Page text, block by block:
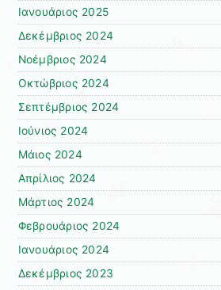
Ιανουάριος 2025
Δεκέμβριος 2024
Νοέμβριος 2024
Οκτώβριος 2024
Σεπτέμβριος 2024
Ιούνιος 2024
Μάιος 2024
Απρίλιος 2024
Μάρτιος 2024
Φεβρουάριος 2024
Ιανουάριος 2024
Δεκέμβριος 2023